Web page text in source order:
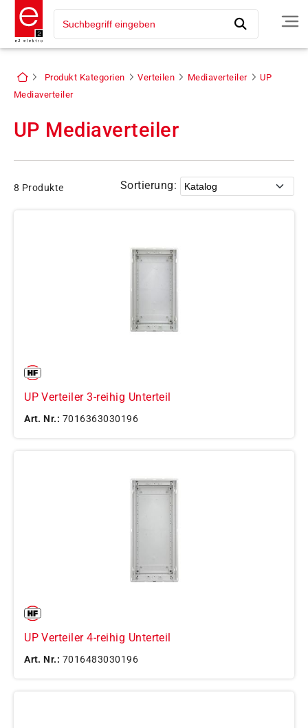
Produkt Kategorien Verteilen Mediaverteiler
UP
Mediaverteiler
UP Mediaverteiler
8 Produkte Sortierung:
UP Verteiler 3-reihig Unterteil
Art. Nr.: 7016363030196
UP Verteiler 4-reihig Unterteil
Art. Nr.: 7016483030196